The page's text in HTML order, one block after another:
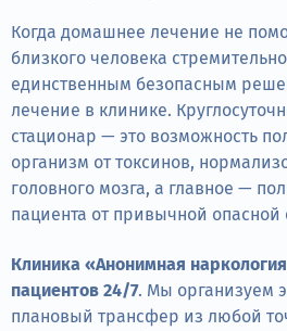
Стационар
Психиатрия
Цены
Контакты
Когда домашнее лечение не
близкого человека
единственным безопасным
лечение в клинике.
стационар — это возможность
организм от токсинов,
головного мозга, а главное —
пациента от привычной опасной
Клиника «Анонимная
пациентов 24/7. Мы организуем
плановый трансфер из любой